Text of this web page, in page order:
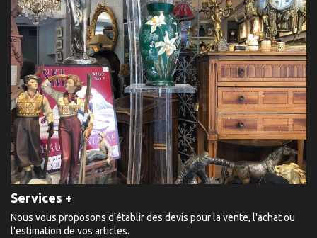
Services +
Nous vous proposons d'établir des devis pour la vente, l'achat ou
l'estimation de vos articles.